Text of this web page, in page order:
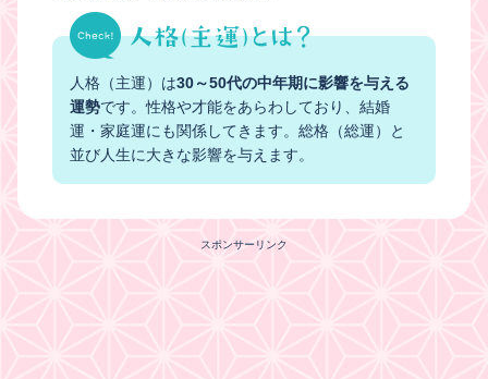
人格（主運）は30～50代の中年期に影響を与える
運勢です。性格や才能をあらわしており、結婚
運・家庭運にも関係してきます。総格（総運）と
並び人生に大きな影響を与えます。
スポンサーリンク